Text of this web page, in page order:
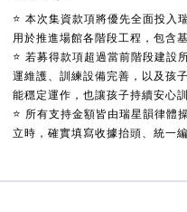
⭐️ 本次集資款項將優先全面投入
用於推進場館各階段工程，包含
⭐️ 若募得款項超過當前階段建設
運維護、訓練設備完善，以及孩
能穩定運作，也讓孩子持續安心訓
⭐️ 所有支持金額皆由瑞星韻律體
立時，確實填寫收據抬頭、統一